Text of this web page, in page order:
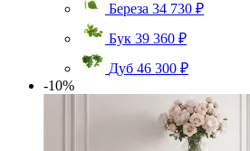
Береза 34 730 ₽
Бук 39 360 ₽
Дуб 46 300 ₽
-10%